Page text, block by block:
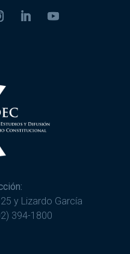
y Lizardo García
394-1800